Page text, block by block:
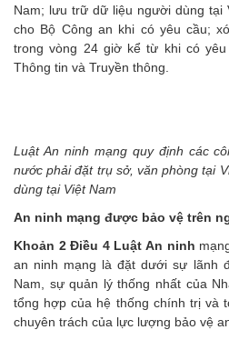
Nam; lưu trữ dữ liệu người dùng tại
cho Bộ Công an khi có yêu cầu;
trong vòng 24 giờ kể từ khi có
Thông tin và Truyền thông.
Luật An ninh mạng quy định các
nước phải đặt trụ sở, văn phòng tại
dùng tại Việt Nam
An ninh mạng được bảo vệ trên
Khoản 2 Điều 4 Luật An ninh
an ninh mạng là đặt dưới sự lãnh
Nam, sự quản lý thống nhất của
tổng hợp của hệ thống chính trị và
chuyên trách của lực lượng bảo vệ